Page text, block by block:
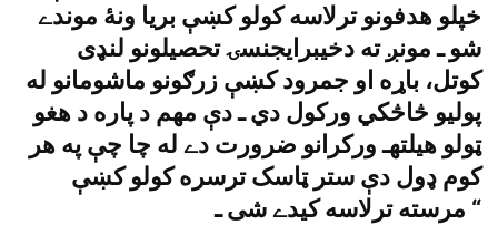
خپلو هدفونو ترلاسه کولو کښې بريا ونۀ موندے
شو ـ مونږ ته دخيبرايجنسۍ تحصيلونو لنډى
کوتل، باړه او جمرود کښې زرګونو ماشومانو له
پوليو څاڅکي ورکول دي ـ دې مهم د پاره د هغو
ټولو هيلتهـ ورکرانو ضرورت دے له چا چې په هر
کوم ډول دې ستر ټاسک ترسره کولو کښې
مرسته ترلاسه کيدے شى ـ “